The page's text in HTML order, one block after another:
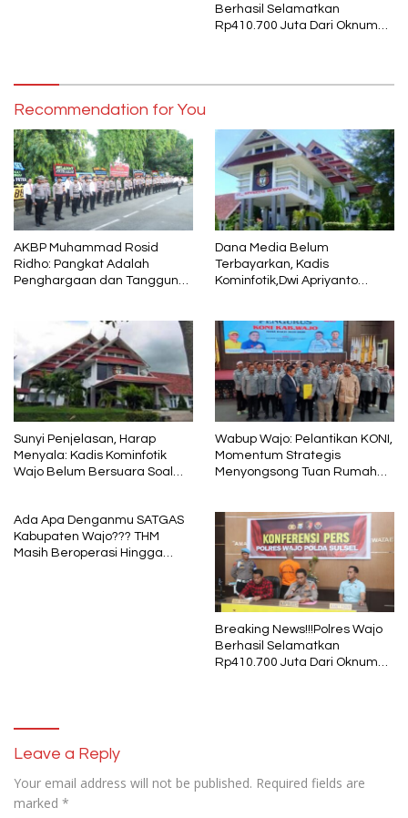
Berhasil Selamatkan
Rp410.700 Juta Dari Oknum
Recommendation for You
AKBP Muhammad Rosid
Ridho: Pangkat Adalah
Penghargaan dan Tanggung
Dana Media Belum
Terbayarkan, Kadis
Kominfotik,Dwi Apriyanto
Sunyi Penjelasan, Harap
Menyala: Kadis Kominfotik
Wajo Belum Bersuara Soal
Wabup Wajo: Pelantikan KONI,
Momentum Strategis
Menyongsong Tuan Rumah
Ada Apa Denganmu SATGAS
Kabupaten Wajo??? THM
Masih Beroperasi Hingga
Breaking News!!!Polres Wajo
Berhasil Selamatkan
Rp410.700 Juta Dari Oknum
Leave a Reply
Your email address will not be published. Required fields are
marked *